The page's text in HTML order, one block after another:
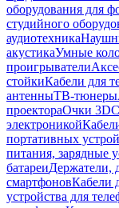
оборудования для
студийного
аудиотехника
акустикаУмные
проигрыватели
стойкиКабели для
антенныТВ-тюнеры
проектораОчки 3D
электроникой
портативных
питания, зарядные
батареиДержатели,
смартфоновКабели
устройства для